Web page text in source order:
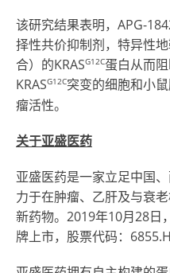
该研究结果表明，APG-
择性共价抑制剂，特异性
合）的KRASG12C蛋白从而
KRASG12C突变的细胞和小
瘤活性。
关于亚盛医药
亚盛医药是一家立足中国
力于在肿瘤、乙肝及与衰
新药物。2019年10月28日
牌上市，股票代码：